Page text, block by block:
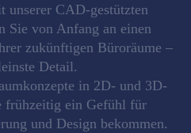
unserer CAD-gestützten
Sie von Anfang an einen
zukünftigen Büroräume –
Detail.
in 2D- und 3D-
frühzeitig ein Gefühl für
und Design bekommen.